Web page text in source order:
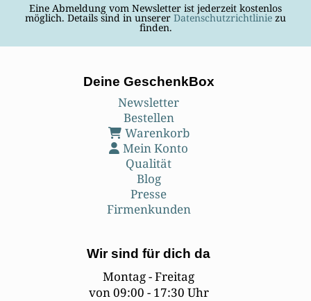
Eine Abmeldung vom Newsletter ist jederzeit kostenlos
möglich. Details sind in unserer Datenschutzrichtlinie zu
finden.
Deine GeschenkBox
Newsletter
Bestellen
Warenkorb
Mein Konto
Qualität
Blog
Presse
Firmenkunden
Wir sind für dich da
Montag - Freitag
von 09:00 - 17:30 Uhr